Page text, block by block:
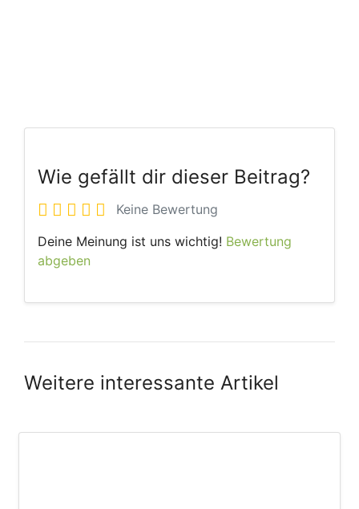
Wie gefällt dir dieser Beitrag?
Keine Bewertung
Deine Meinung ist uns wichtig! Bewertung
abgeben
Weitere interessante Artikel